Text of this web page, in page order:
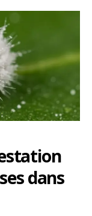
dans